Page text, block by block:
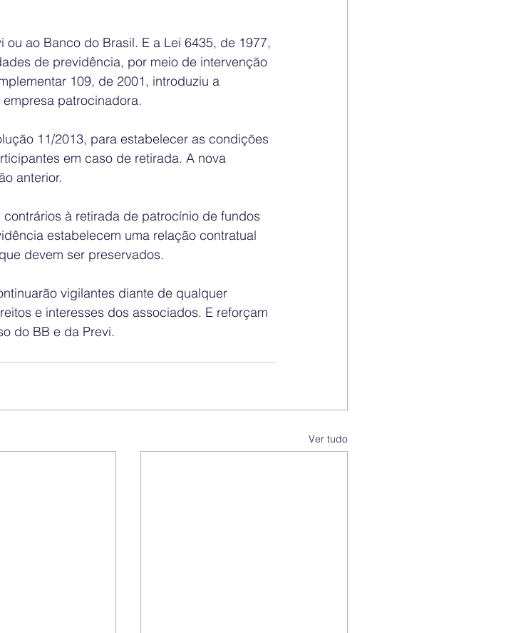
ao Banco do Brasil. E a Lei 6435, de 1977,
de previdência, por meio de intervenção
109, de 2001, introduziu a
patrocinadora.
11/2013, para estabelecer as condições
em caso de retirada. A nova
anterior.
à retirada de patrocínio de fundos
estabelecem uma relação contratual
devem ser preservados.
vigilantes diante de qualquer
e interesses dos associados. E reforçam
do BB e da Previ.
Ver tudo